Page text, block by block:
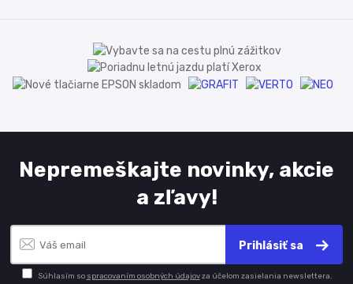
Nepremeškajte novinky, akcie
a zľavy!
Prihlásiť sa
Súhlasím so spracovaním osobných údajovza účelom zasielania newslettera.